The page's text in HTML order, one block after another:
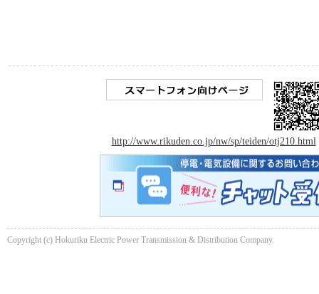
http://www.rikuden.co.jp/nw/sp/teiden/otj210.html
Copyright (c) Hokuriku Electric Power Transmission & Distribution Company.